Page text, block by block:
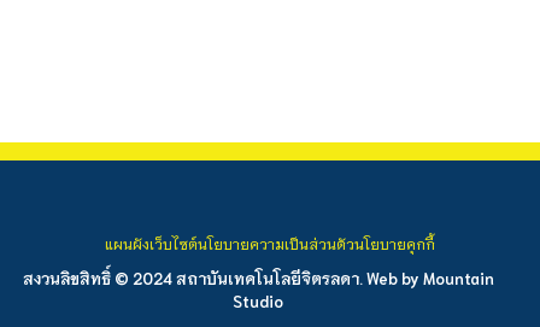
สงวนลิขสิทธิ์ © 2024 สถาบันเทคโนโลยีจิตรลดา. Web by Mountain
Studio
แผนผังเว็บไซต์นโยบายความเป็นส่วนตัวนโยบายคุกกี้